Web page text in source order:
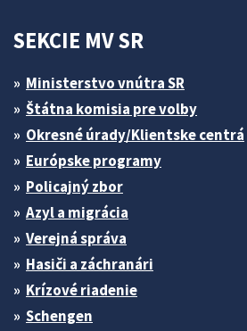
SEKCIE MV SR
Ministerstvo vnútra SR
Štátna komisia pre volby
Okresné úrady/Klientske centrá
Európske programy
Policajný zbor
Azyl a migrácia
Verejná správa
Hasiči a záchranári
Krízové riadenie
Schengen